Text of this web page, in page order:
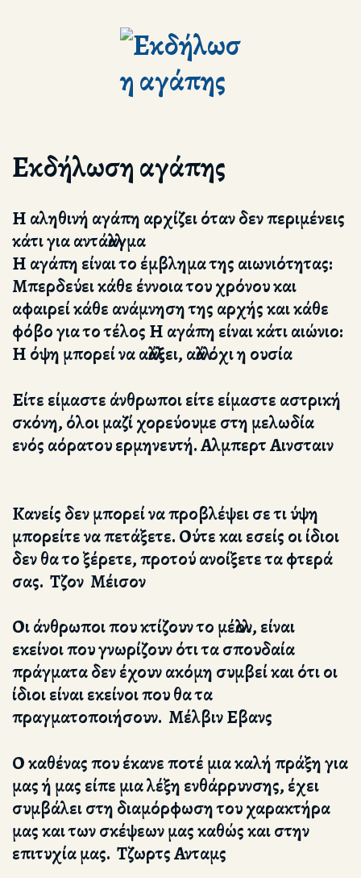
Εκδήλωση αγάπης
Η αληθινή αγάπη αρχίζει όταν δεν περιμένεις
κάτι για αντάλλαγμα
Η αγάπη είναι το έμβλημα της αιωνιότητας:
Μπερδεύει κάθε έννοια του χρόνου και
αφαιρεί κάθε ανάμνηση της αρχής και κάθε
φόβο για το τέλος Η αγάπη είναι κάτι αιώνιο:
Η όψη μπορεί να αλλάξει, αλλά όχι η ουσία
Είτε είμαστε άνθρωποι είτε είμαστε αστρική
σκόνη, όλοι μαζί χορεύουμε στη μελωδία
ενός αόρατου ερμηνευτή. Αλμπερτ Αινσταιν
Κανείς δεν μπορεί να προβλέψει σε τι ύψη
μπορείτε να πετάξετε. Ούτε και εσείς οι ίδιοι
δεν θα το ξέρετε, προτού ανοίξετε τα φτερά
σας. Τζον Μέισον
Οι άνθρωποι που κτίζουν το μέλλον, είναι
εκείνοι που γνωρίζουν ότι τα σπουδαία
πράγματα δεν έχουν ακόμη συμβεί και ότι οι
ίδιοι είναι εκείνοι που θα τα
πραγματοποιήσουν. Μέλβιν Εβανς
Ο καθένας που έκανε ποτέ μια καλή πράξη για
μας ή μας είπε μια λέξη ενθάρρυνσης, έχει
συμβάλει στη διαμόρφωση του χαρακτήρα
μας και των σκέψεων μας καθώς και στην
επιτυχία μας. Τζωρτς Ανταμς